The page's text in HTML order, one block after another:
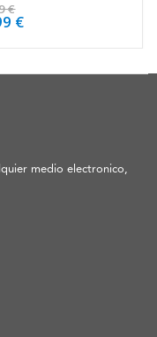
€
€
medio electronico,